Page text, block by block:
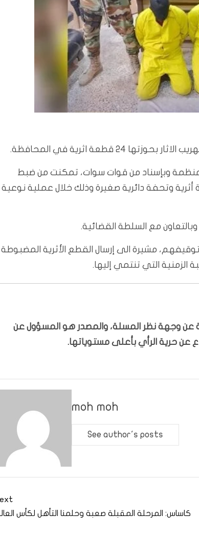
قطعة اثرية في المحافظة.
المنظمة وبإسناد من قوات سوات، تمكنت من ضبط
من 3 أشخاص وبحوزتهم 23 عملة نقدية أثرية وتحفة دائرية صغيرة وذلك خلال عملية نوعية
مع السلطة القضائية.
مشيرة الى إرسال القطع الأثرية المضبوطة
الزمنية التي تنتمي إليها.
عن وجهة نظر المسلة، والمصدر هو المسؤول عن
عن حرية الرأي بأعلى مستوياتها.
moh moh
See author's posts
كاساس: المرحلة المقبلة صعبة وحلمنا التأهل لكأس